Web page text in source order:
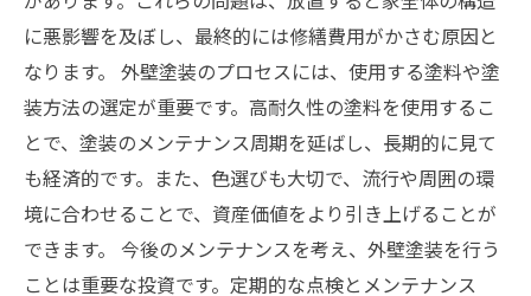
に悪影響を及ぼし、最終的には修繕費用がかさむ原因と
なります。 外壁塗装のプロセスには、使用する塗料や塗
装方法の選定が重要です。高耐久性の塗料を使用するこ
とで、塗装のメンテナンス周期を延ばし、長期的に見て
も経済的です。また、色選びも大切で、流行や周囲の環
境に合わせることで、資産価値をより引き上げることが
できます。 今後のメンテナンスを考え、外壁塗装を行う
ことは重要な投資です。定期的な点検とメンテナンス